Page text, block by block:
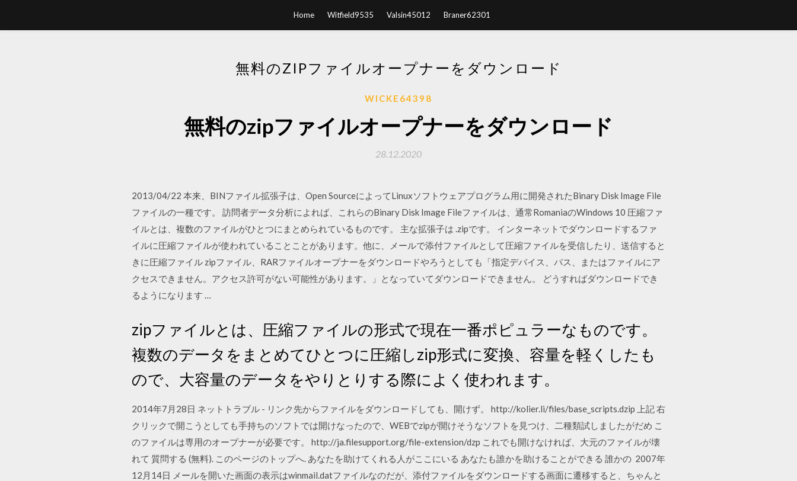
Home Witfield9535 Valsin45012 Braner62301
無料のZIPファイルオープナーをダウンロード
WICKE64398
無料のzipファイルオープナーをダウンロード
28.12.2020
2013/04/22 本来、BINファイル拡張子は、Open SourceによってLinuxソフトウェアプログラム用に開発されたBinary Disk Image File
ファイルの一種です。 訪問者データ分析によれば、これらのBinary Disk Image Fileファイルは、通常RomaniaのWindows 10 圧縮ファ
イルとは、複数のファイルがひとつにまとめられているものです。 主な拡張子は .zipです。 インターネットでダウンロードするファ
イルに圧縮ファイルが使われていることことがあります。他に、メールで添付ファイルとして圧縮ファイルを受信したり、送信すると
きに圧縮ファイル zipファイル、RARファイルオープナーをダウンロードやろうとしても「指定デバイス、パス、またはファイルにア
クセスできません。アクセス許可がない可能性があります。」となっていてダウンロードできません。 どうすればダウンロードでき
るようになります …
zipファイルとは、圧縮ファイルの形式で現在一番ポピュラーなものです。
複数のデータをまとめてひとつに圧縮しzip形式に変換、容量を軽くしたも
ので、大容量のデータをやりとりする際によく使われます。
2014年7月28日 ネットトラブル - リンク先からファイルをダウンロードしても、開けず。 http://kolier.li/files/base_scripts.dzip 上記 右
クリックで開こうとしても手持ちのソフトでは開けなったので、WEBでzipが開けそうなソフトを見つけ、二種類試しましたがだめ こ
のファイルは専用のオープナーが必要です。 http://ja.filesupport.org/file-extension/dzp これでも開けなければ、大元のファイルが壊
れて 質問する (無料). このページのトップへ. あなたを助けてくれる人がここにいる あなたも誰かを助けることができる 誰かの 2007年
12月14日 メールを開いた画面の表示はwinmail.datファイルなのだが、添付ファイルをダウンロードする画面に遷移すると、ちゃんと